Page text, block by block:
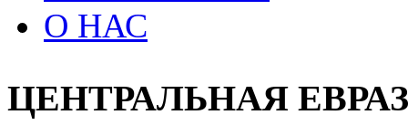
О НАС
ЦЕНТРАЛЬНАЯ